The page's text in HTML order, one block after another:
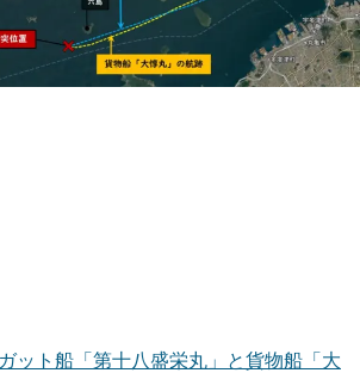
ット船「第十八盛栄丸」と貨物船「大